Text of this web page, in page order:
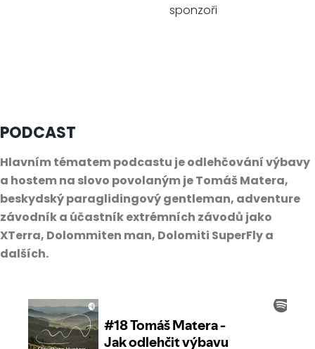
sponzoři
PODCAST
Hlavním tématem podcastu je odlehčování výbavy
a hostem na slovo povolaným je Tomáš Matera,
beskydský paraglidingový gentleman, adventure
závodník a účastník extrémních závodů jako
XTerra, Dolommiten man, Dolomiti SuperFly a
dalších.